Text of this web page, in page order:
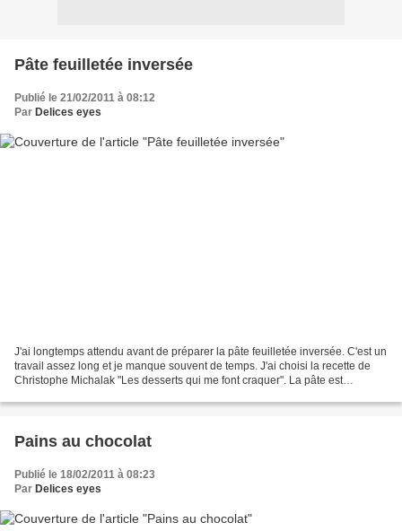
Pâte feuilletée inversée
Publié le 21/02/2011 à 08:12
Par Delices eyes
J'ai longtemps attendu avant de préparer la pâte feuilletée inversée. C'est un
travail assez long et je manque souvent de temps. J'ai choisi la recette de
Christophe Michalak "Les desserts qui me font craquer". La pâte est
Pains au chocolat
Publié le 18/02/2011 à 08:23
Par Delices eyes